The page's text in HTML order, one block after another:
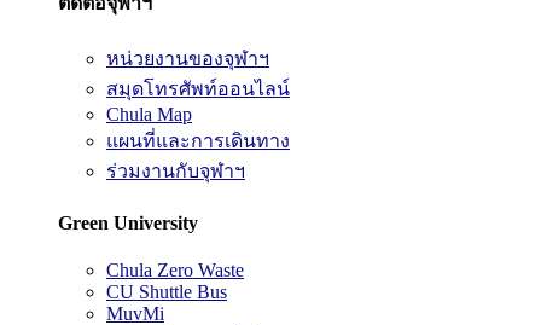
หน่วยงานของจุฬาฯ
สมุดโทรศัพท์ออนไลน์
Chula Map
แผนที่และการเดินทาง
ร่วมงานกับจุฬาฯ
Green University
Chula Zero Waste
CU Shuttle Bus
MuvMi